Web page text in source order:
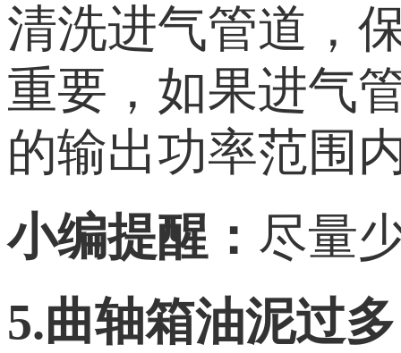
清洗进气管道，
重要，如果进气
的输出功率范围
小编提醒 ： 尽量
5.曲轴箱油泥过多